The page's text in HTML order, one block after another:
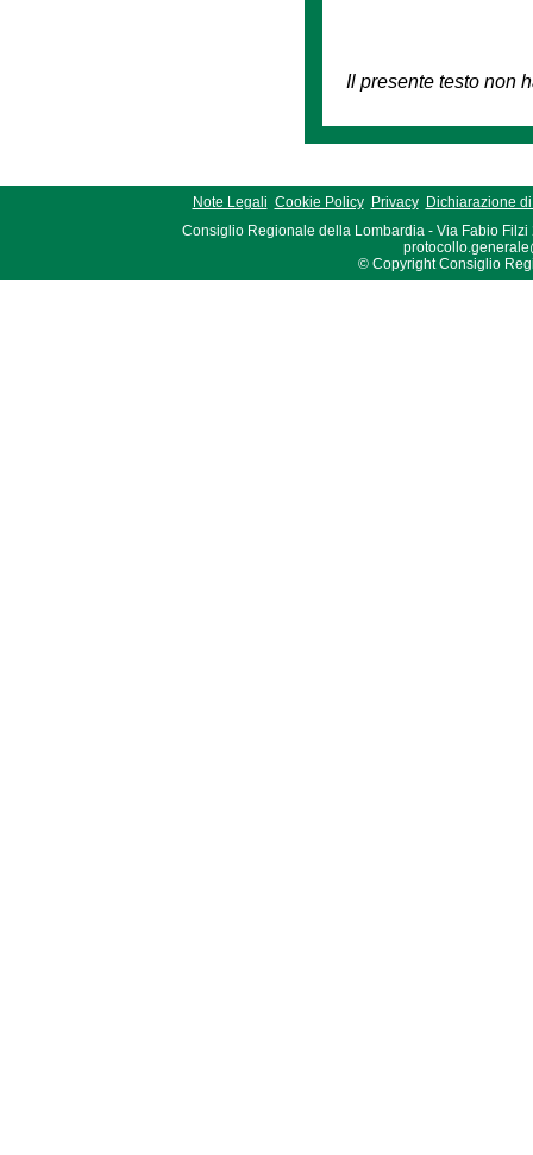
Il presente testo non
Note Legali Cookie Policy Privacy
Dichiarazione
Consiglio Regionale della Lombardia - Via Fabio Filzi
© Copyright Consiglio